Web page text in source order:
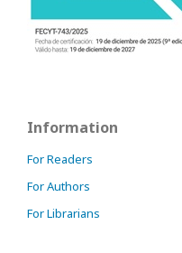
Information
For Readers
For Authors
For Librarians